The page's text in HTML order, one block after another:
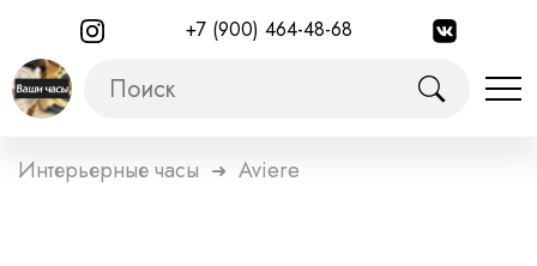
+7 (900) 464-48-68
Интерьерные часы ➜ Aviere